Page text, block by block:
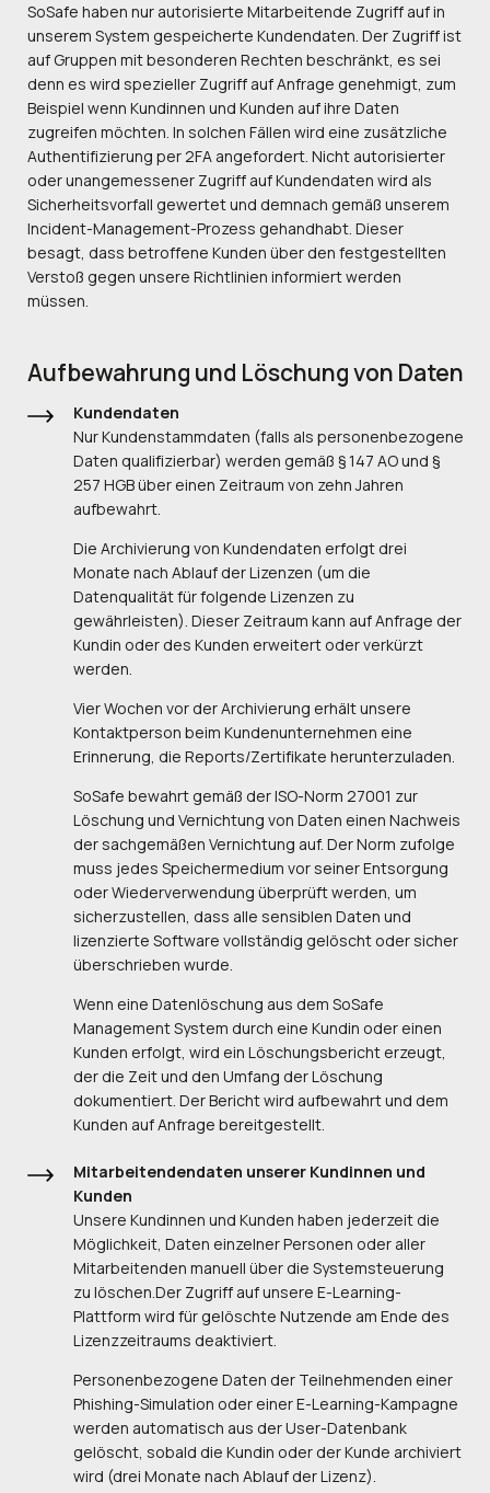
SoSafe haben nur autorisierte Mitarbeitende Zugriff auf in
unserem System gespeicherte Kundendaten. Der Zugriff ist
auf Gruppen mit besonderen Rechten beschränkt, es sei
denn es wird spezieller Zugriff auf Anfrage genehmigt, zum
Beispiel wenn Kundinnen und Kunden auf ihre Daten
zugreifen möchten. In solchen Fällen wird eine zusätzliche
Authentifizierung per 2FA angefordert. Nicht autorisierter
oder unangemessener Zugriff auf Kundendaten wird als
Sicherheitsvorfall gewertet und demnach gemäß unserem
Incident-Management-Prozess gehandhabt. Dieser
besagt, dass betroffene Kunden über den festgestellten
Verstoß gegen unsere Richtlinien informiert werden
müssen.
Aufbewahrung und Löschung von Daten
Kundendaten
Nur Kundenstammdaten (falls als personenbezogene
Daten qualifizierbar) werden gemäß § 147 AO und §
257 HGB über einen Zeitraum von zehn Jahren
aufbewahrt.
Die Archivierung von Kundendaten erfolgt drei
Monate nach Ablauf der Lizenzen (um die
Datenqualität für folgende Lizenzen zu
gewährleisten). Dieser Zeitraum kann auf Anfrage der
Kundin oder des Kunden erweitert oder verkürzt
werden.
Vier Wochen vor der Archivierung erhält unsere
Kontaktperson beim Kundenunternehmen eine
Erinnerung, die Reports/Zertifikate herunterzuladen.
SoSafe bewahrt gemäß der ISO-Norm 27001 zur
Löschung und Vernichtung von Daten einen Nachweis
der sachgemäßen Vernichtung auf. Der Norm zufolge
muss jedes Speichermedium vor seiner Entsorgung
oder Wiederverwendung überprüft werden, um
sicherzustellen, dass alle sensiblen Daten und
lizenzierte Software vollständig gelöscht oder sicher
überschrieben wurde.
Wenn eine Datenlöschung aus dem SoSafe
Management System durch eine Kundin oder einen
Kunden erfolgt, wird ein Löschungsbericht erzeugt,
der die Zeit und den Umfang der Löschung
dokumentiert. Der Bericht wird aufbewahrt und dem
Kunden auf Anfrage bereitgestellt.
Mitarbeitendendaten unserer Kundinnen und
Kunden
Unsere Kundinnen und Kunden haben jederzeit die
Möglichkeit, Daten einzelner Personen oder aller
Mitarbeitenden manuell über die Systemsteuerung
zu löschen.Der Zugriff auf unsere E-Learning-
Plattform wird für gelöschte Nutzende am Ende des
Lizenzzeitraums deaktiviert.
Personenbezogene Daten der Teilnehmenden einer
Phishing-Simulation oder einer E-Learning-Kampagne
werden automatisch aus der User-Datenbank
gelöscht, sobald die Kundin oder der Kunde archiviert
wird (drei Monate nach Ablauf der Lizenz).